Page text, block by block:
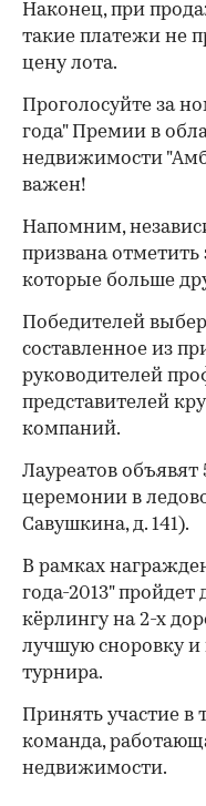
Наконец, при
такие платежи не
цену лота.
Проголосуйте за
года" Премии в
недвижимости
важен!
Напомним,
призвана
которые больше
Победителей
составленное из
руководителей
представителей
компаний.
Лауреатов объявят
церемонии в
Савушкина, д. 141).
В рамках
года-2013"
кёрлингу на 2-х
лучшую сноровку
турнира.
Принять участие
команда,
недвижимости.